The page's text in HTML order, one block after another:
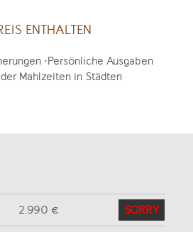
ENTHALTEN
•Persönliche Ausgaben
Mahlzeiten in Städten
2.990 € SORRY